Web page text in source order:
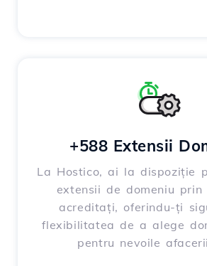
+588 Extensii
La Hostico, ai la dispoziție
extensii de domeniu prin
acreditați, oferindu-ți
flexibilitatea de a alege
pentru nevoile